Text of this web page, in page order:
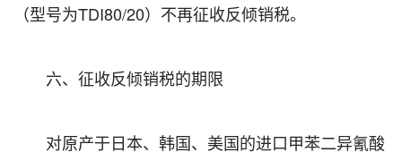
（型号为TDI80/20）不再征收反倾销税。
六、征收反倾销税的期限
对原产于日本、韩国、美国的进口甲苯二异氰酸